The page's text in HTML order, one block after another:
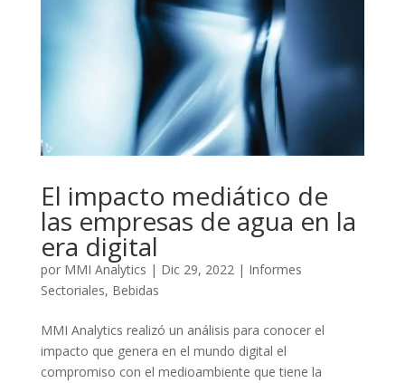
El impacto mediático de
las empresas de agua en la
era digital
por MMI Analytics | Dic 29, 2022| Informes
Sectoriales, Bebidas
MMI Analytics realizó un análisis para conocer el
impacto que genera en el mundo digital el
compromiso con el medioambiente que tiene la